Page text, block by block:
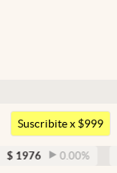
Argentina
Suscribite x $999
DÓLAR MEP